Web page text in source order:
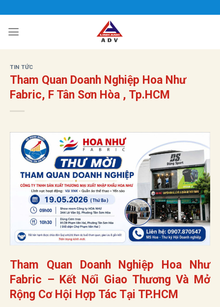
qua
nội
TIN TỨC
Tham Quan Doanh Nghiệp Hoa Như
Fabric, F Tân Sơn Hòa , Tp.HCM
Tham Quan Doanh Nghiệp Hoa Như
Fabric – Kết Nối Giao Thương Và Mở
Rộng Cơ Hội Hợp Tác Tại TP.HCM